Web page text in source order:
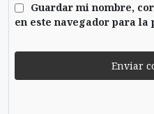
Guardar mi nombre,
en este navegador para la